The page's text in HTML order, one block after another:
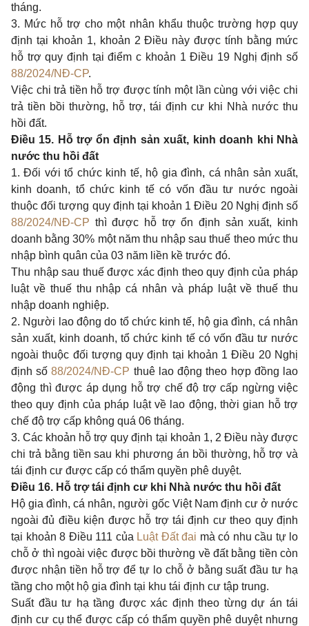
tháng.
3. Mức hỗ trợ cho một nhân khẩu thuộc trường hợp quy
định tại khoản 1, khoản 2 Điều này được tính bằng mức
hỗ trợ quy định tại điểm c khoản 1 Điều 19 Nghị định số
88/2024/NĐ-CP.
Việc chi trả tiền hỗ trợ được tính một lần cùng với việc chi
trả tiền bồi thường, hỗ trợ, tái định cư khi Nhà nước thu
hồi đất.
Điều 15. Hỗ trợ ổn định sản xuất, kinh doanh khi Nhà
nước thu hồi đất
1. Đối với tổ chức kinh tế, hộ gia đình, cá nhân sản xuất,
kinh doanh, tổ chức kinh tế có vốn đầu tư nước ngoài
thuộc đối tượng quy định tại khoản 1 Điều 20 Nghị định số
88/2024/NĐ-CP thì được hỗ trợ ổn định sản xuất, kinh
doanh bằng 30% một năm thu nhập sau thuế theo mức thu
nhập bình quân của 03 năm liền kề trước đó.
Thu nhập sau thuế được xác định theo quy định của pháp
luật về thuế thu nhập cá nhân và pháp luật về thuế thu
nhập doanh nghiệp.
2. Người lao động do tổ chức kinh tế, hộ gia đình, cá nhân
sản xuất, kinh doanh, tổ chức kinh tế có vốn đầu tư nước
ngoài thuộc đối tượng quy định tại khoản 1 Điều 20 Nghị
định số88/2024/NĐ-CP thuê lao động theo hợp đồng lao
động thì được áp dụng hỗ trợ chế độ trợ cấp ngừng việc
theo quy định của pháp luật về lao động, thời gian hỗ trợ
chế độ trợ cấp không quá 06 tháng.
3. Các khoản hỗ trợ quy định tại khoản 1, 2 Điều này được
chi trả bằng tiền sau khi phương án bồi thường, hỗ trợ và
tái định cư được cấp có thẩm quyền phê duyệt.
Điều 16. Hỗ trợ tái định cư khi Nhà nước thu hồi đất
Hộ gia đình, cá nhân, người gốc Việt Nam định cư ở nước
ngoài đủ điều kiện được hỗ trợ tái định cư theo quy định
tại khoản 8 Điều 111 của Luật Đất đai mà có nhu cầu tự lo
chỗ ở thì ngoài việc được bồi thường về đất bằng tiền còn
được nhận tiền hỗ trợ để tự lo chỗ ở bằng suất đầu tư hạ
tầng cho một hộ gia đình tại khu tái định cư tập trung.
Suất đầu tư hạ tầng được xác định theo từng dự án tái
định cư cụ thể được cấp có thẩm quyền phê duyệt nhưng